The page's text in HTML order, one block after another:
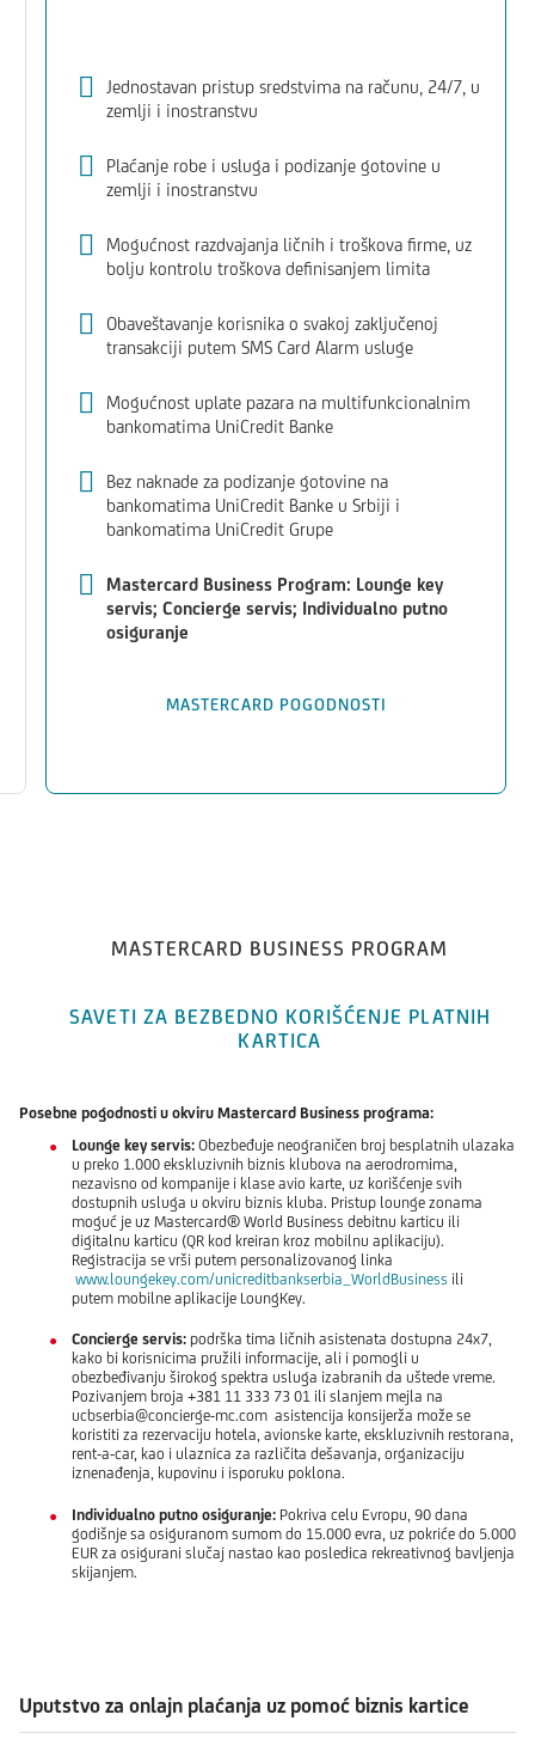
Jednostavan pristup sredstvima na računu, 24/7, u
zemlji i inostranstvu
Plaćanje robe i usluga i podizanje gotovine u
zemlji i inostranstvu
Mogućnost razdvajanja ličnih i troškova firme, uz
bolju kontrolu troškova definisanjem limita
Obaveštavanje korisnika o svakoj zaključenoj
transakciji putem SMS Card Alarm usluge
Mogućnost uplate pazara na multifunkcionalnim
bankomatima UniCredit Banke
Bez naknade za podizanje gotovine na
bankomatima UniCredit Banke u Srbiji i
bankomatima UniCredit Grupe
Mastercard Business Program: Lounge key
servis; Concierge servis; Individualno putno
osiguranje
MASTERCARD POGODNOSTI
MASTERCARD BUSINESS PROGRAM
SAVETI ZA BEZBEDNO KORIŠĆENJE PLATNIH
KARTICA
Posebne pogodnosti u okviru Mastercard Business programa:
Lounge key servis: Obezbeđuje neograničen broj besplatnih ulazaka
u preko 1.000 ekskluzivnih biznis klubova na aerodromima,
nezavisno od kompanije i klase avio karte, uz korišćenje svih
dostupnih usluga u okviru biznis kluba. Pristup lounge zonama
moguć je uz Mastercard® World Business debitnu karticu ili
digitalnu karticu (QR kod kreiran kroz mobilnu aplikaciju).
Registracija se vrši putem personalizovanog linka
www.loungekey.com/unicreditbankserbia_WorldBusiness ili
putem mobilne aplikacije LoungKey.
Concierge servis: podrška tima ličnih asistenata dostupna 24x7,
kako bi korisnicima pružili informacije, ali i pomogli u
obezbeđivanju širokog spektra usluga izabranih da uštede vreme.
Pozivanjem broja +381 11 333 73 01 ili slanjem mejla na
ucbserbia@concierge-mc.com asistencija konsijerža može se
koristiti za rezervaciju hotela, avionske karte, ekskluzivnih restorana,
rent-a-car, kao i ulaznica za različita dešavanja, organizaciju
iznenađenja, kupovinu i isporuku poklona.
Individualno putno osiguranje: Pokriva celu Evropu, 90 dana
godišnje sa osiguranom sumom do 15.000 evra, uz pokriće do 5.000
EUR za osigurani slučaj nastao kao posledica rekreativnog bavljenja
skijanjem.
Uputstvo za onlajn plaćanja uz pomoć biznis kartice